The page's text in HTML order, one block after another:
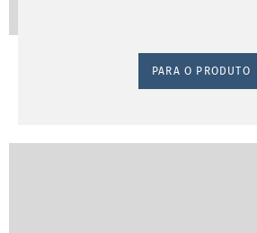
PARA O PRODUTO